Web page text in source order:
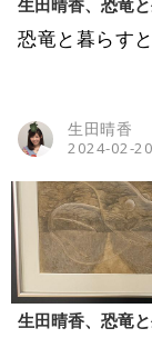
恐竜と暮らす
生田晴香
2024-02-20
生田晴香、恐竜